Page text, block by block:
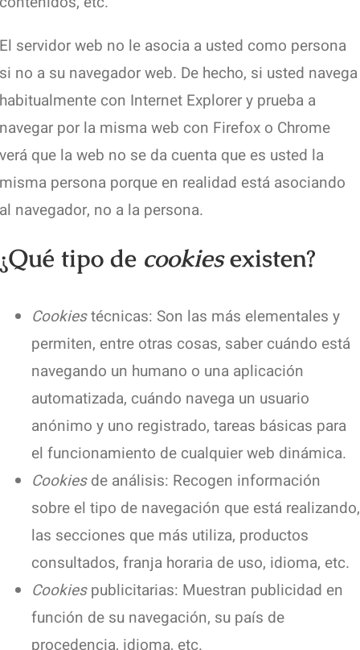
El servidor web no le asocia a usted como persona
si no a su navegador web. De hecho, si usted navega
habitualmente con Internet Explorer y prueba a
navegar por la misma web con Firefox o Chrome
verá que la web no se da cuenta que es usted la
misma persona porque en realidad está asociando
al navegador, no a la persona.
¿Qué tipo de cookiesexisten?
Cookiestécnicas: Son las más elementales y
permiten, entre otras cosas, saber cuándo está
navegando un humano o una aplicación
automatizada, cuándo navega un usuario
anónimo y uno registrado, tareas básicas para
el funcionamiento de cualquier web dinámica.
Cookiesde análisis: Recogen información
sobre el tipo de navegación que está realizando,
las secciones que más utiliza, productos
consultados, franja horaria de uso, idioma, etc.
Cookiespublicitarias: Muestran publicidad en
función de su navegación, su país de
procedencia, idioma, etc.